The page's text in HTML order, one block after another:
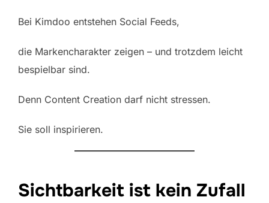
Bei Kimdoo entstehen Social Feeds,
die Markencharakter zeigen – und trotzdem leicht
bespielbar sind.
Denn Content Creation darf nicht stressen.
Sie soll inspirieren.
Sichtbarkeit ist kein Zufall